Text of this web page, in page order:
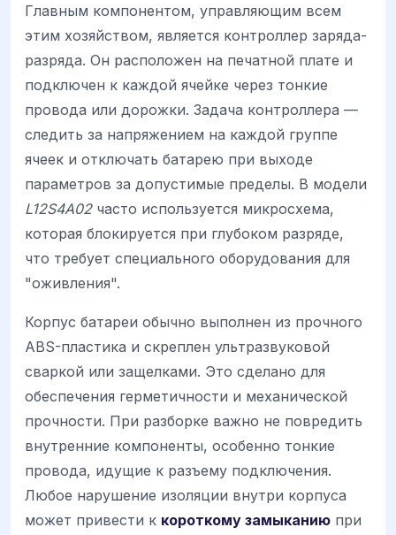
Главным компонентом, управляющим всем
этим хозяйством, является контроллер заряда-
разряда. Он расположен на печатной плате и
подключен к каждой ячейке через тонкие
провода или дорожки. Задача контроллера —
следить за напряжением на каждой группе
ячеек и отключать батарею при выходе
параметров за допустимые пределы. В модели
L12S4A02часто используется микросхема,
которая блокируется при глубоком разряде,
что требует специального оборудования для
"оживления".
Корпус батареи обычно выполнен из прочного
ABS-пластика и скреплен ультразвуковой
сваркой или защелками. Это сделано для
обеспечения герметичности и механической
прочности. При разборке важно не повредить
внутренние компоненты, особенно тонкие
провода, идущие к разъему подключения.
Любое нарушение изоляции внутри корпуса
может привести к короткому замыканию при